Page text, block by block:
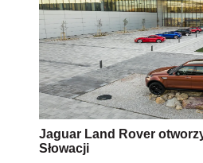
Jaguar Land Rover
Słowacji